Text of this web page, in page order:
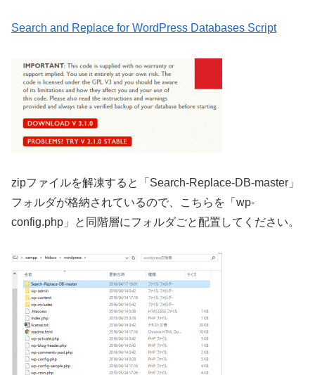
Search and Replace for WordPress Databases Script
zipファイルを解凍すると「Search-Replace-DB-master」
フォルダが格納されているので、こちらを「wp-
config.php」と同階層にフォルダごと配置してください。